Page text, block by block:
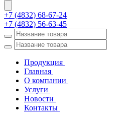
+7 (4832) 68-67-24
+7 (4832) 56-63-45
Продукция
Главная
О компании
Услуги
Новости
Контакты